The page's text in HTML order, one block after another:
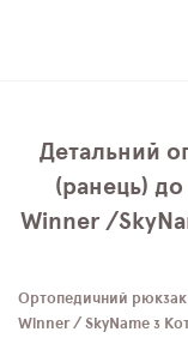
Детальний
(ранець)
Winner /
Ортопедичний рюкзак
Winner / SkyName з